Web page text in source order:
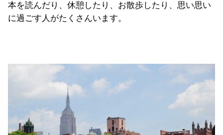
本を読んだり、休憩したり、お散歩したり、思い思い
に過ごす人がたくさんいます。